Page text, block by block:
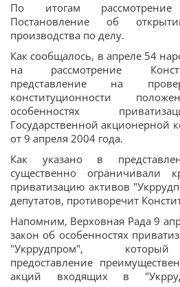
По итогам
Постановление об
производства по делу.
Как сообщалось, в апреле 54
на рассмотрение
представление на
конституционности
особенностях
Государственной акционерной
от 9 апреля 2004 года.
Как указано в
существенно ограничивали
приватизацию активов
депутатов, противоречит
Напомним, Верховная Рада 9
закон об особенностях
"Укррудпром", который
предоставление
акций входящих в